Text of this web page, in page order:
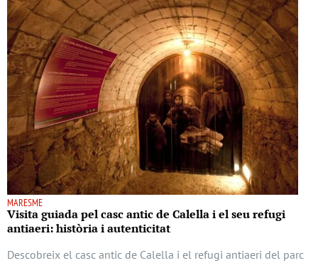
MARESME
Visita guiada pel casc antic de Calella i el seu refugi
antiaeri: història i autenticitat
Descobreix el casc antic de Calella i el refugi antiaeri del parc